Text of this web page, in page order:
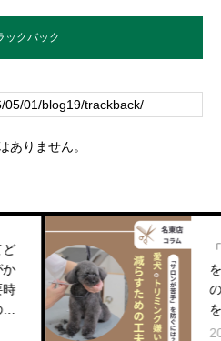
ックバック
ありません。
「サロン
を防ぐに
のトリミ
を減らす
夫【名東